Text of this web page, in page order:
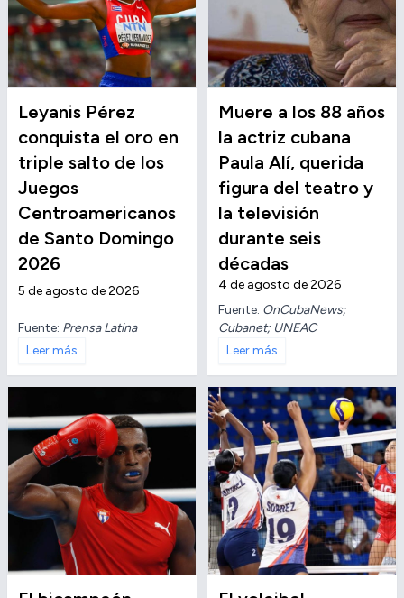
Leyanis Pérez
conquista el oro en
triple salto de los
Juegos
Centroamericanos
de Santo Domingo
2026
5 de agosto de 2026
Fuente: Prensa Latina
Leer más
Muere a los 88 años
la actriz cubana
Paula Alí, querida
figura del teatro y
la televisión
durante seis
décadas
4 de agosto de 2026
Fuente: OnCubaNews;
Cubanet; UNEAC
Leer más